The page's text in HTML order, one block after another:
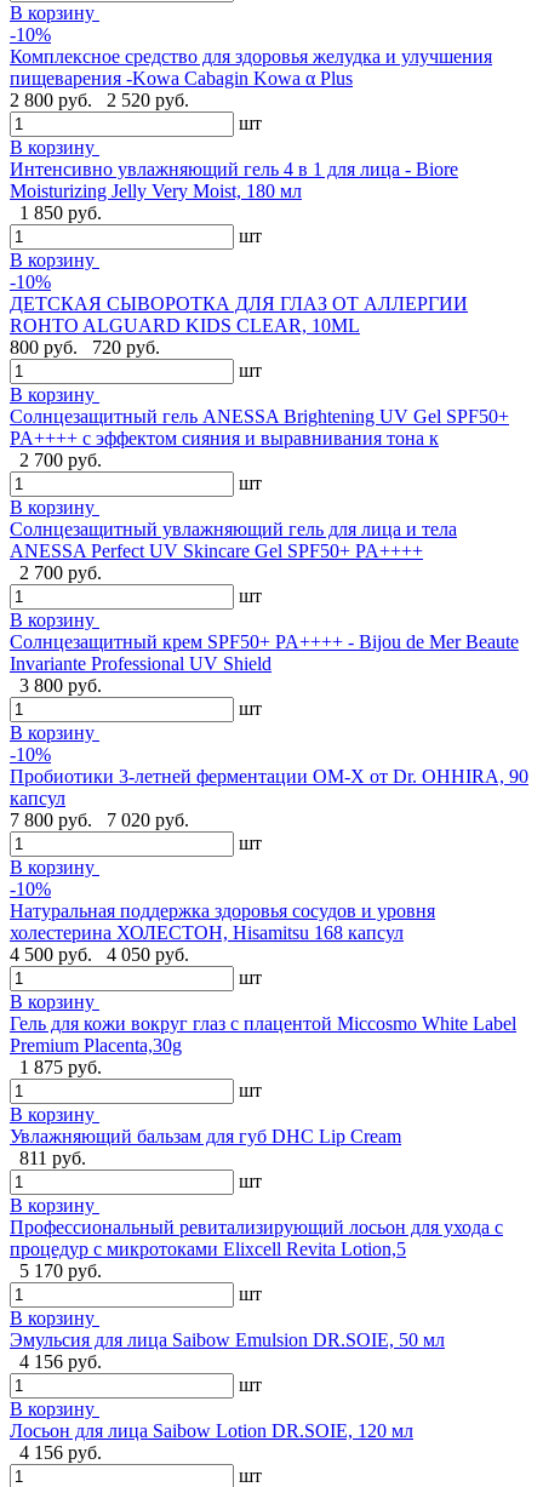
В корзину
-10%
Комплексное средство для здоровья желудка и улучшения
пищеварения -Kowa Cabagin Kowa α Plus
2 800 руб.
2 520 руб.
шт
В корзину
Интенсивно увлажняющий гель 4 в 1 для лица - Biore
Moisturizing Jelly Very Moist, 180 мл
1 850 руб.
шт
В корзину
-10%
ДЕТСКАЯ СЫВОРОТКА ДЛЯ ГЛАЗ ОТ АЛЛЕРГИИ
ROHTO ALGUARD KIDS CLEAR, 10ML
800 руб.
720 руб.
шт
В корзину
Солнцезащитный гель ANESSA Brightening UV Gel SPF50+
PA++++ с эффектом сияния и выравнивания тона к
2 700 руб.
шт
В корзину
Солнцезащитный увлажняющий гель для лица и тела
ANESSA Perfect UV Skincare Gel SPF50+ PA++++
2 700 руб.
шт
В корзину
Cолнцезащитный крем SPF50+ PA++++ - Bijou de Mer Beaute
Invariante Professional UV Shield
3 800 руб.
шт
В корзину
-10%
Пробиотики 3-летней ферментации OM-X от Dr. OHHIRA, 90
капсул
7 800 руб.
7 020 руб.
шт
В корзину
-10%
Натуральная поддержка здоровья сосудов и уровня
холестерина ХОЛЕСТОН, Hisamitsu 168 капсул
4 500 руб.
4 050 руб.
шт
В корзину
Гель для кожи вокруг глаз с плацентой Miccosmo White Label
Premium Placenta,30g
1 875 руб.
шт
В корзину
Увлажняющий бальзам для губ DHC Lip Cream
811 руб.
шт
В корзину
Профессиональный ревитализирующий лосьон для ухода с
процедур с микротоками Elixcell Revita Lotion,5
5 170 руб.
шт
В корзину
Эмульсия для лица Saibow Emulsion DR.SOIE, 50 мл
4 156 руб.
шт
В корзину
Лосьон для лица Saibow Lotion DR.SOIE, 120 мл
4 156 руб.
шт